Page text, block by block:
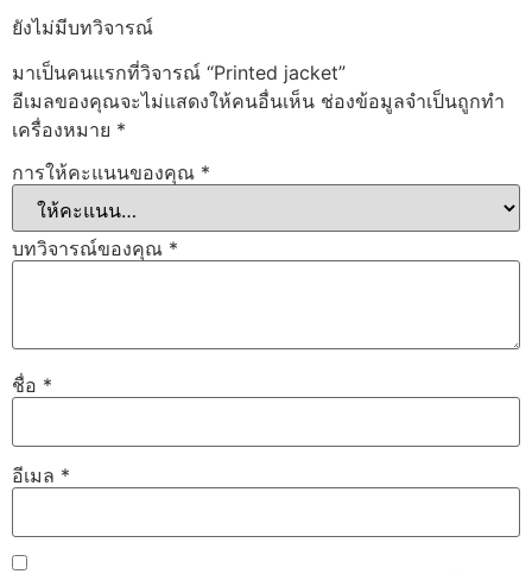
ยังไม่มีบทวิจารณ์
มาเป็นคนแรกที่วิจารณ์ “Printed jacket”
อีเมลของคุณจะไม่แสดงให้คนอื่นเห็น ช่องข้อมูลจำเป็นถูกทำ
เครื่องหมาย *
การให้คะแนนของคุณ *
บทวิจารณ์ของคุณ *
ชื่อ *
อีเมล *